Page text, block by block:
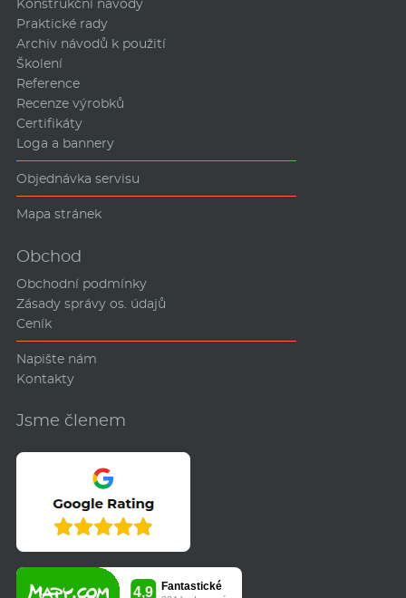
Konstrukční návody
Praktické rady
Archiv návodů k použití
Školení
Reference
Recenze výrobků
Certifikáty
Loga a bannery
Objednávka servisu
Mapa stránek
Obchod
Obchodní podmínky
Zásady správy os. údajů
Ceník
Napište nám
Kontakty
Jsme členem